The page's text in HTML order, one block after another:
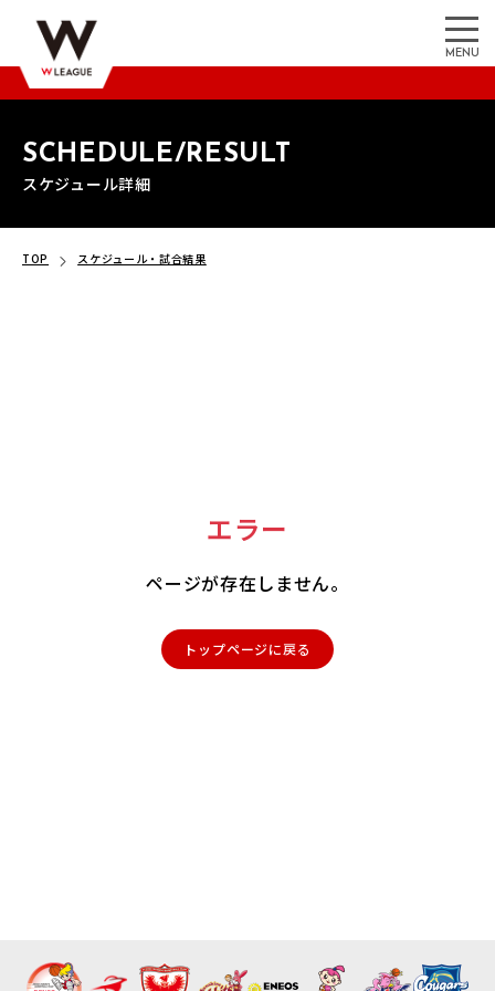
MENU
SCHEDULE/RESULT
スケジュール詳細
TOP スケジュール・試合結果
エラー
ページが存在しません。
トップページに戻る